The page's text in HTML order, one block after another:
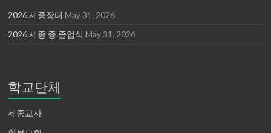
2026 세종장터 May 31, 2026
2026 세종 종.졸업식 May 31, 2026
학교단체
세종교사